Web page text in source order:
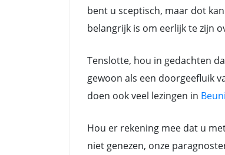
bent u sceptisch, maar dot
belangrijk is om eerlijk te zijn
Tenslotte, hou in gedachten
gewoon als een doorgeefluik
doen ook veel lezingen in
Hou er rekening mee dat u
niet genezen, onze